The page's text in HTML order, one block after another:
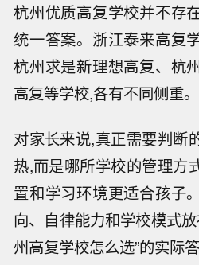
杭州优质高复学校并不存
统一答案。浙江泰来高复
杭州求是新理想高复、杭
高复等学校,各有不同侧重。
对家长来说,真正需要判断
热,而是哪所学校的管理方
置和学习环境更适合孩子
向、自律能力和学校模式
州高复学校怎么选”的实际答